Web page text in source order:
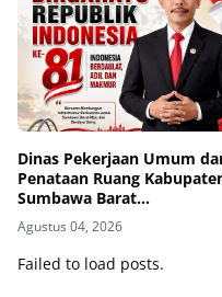
Dinas Pekerjaan Umum
Penataan Ruang
Sumbawa Barat
Mengucapkan Dirgahayu
Republik Indonesia ke-81
Agustus 04, 2026
Failed to load posts.